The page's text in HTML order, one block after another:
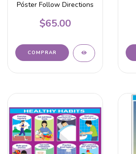
Póster Follow Directions
$65.00